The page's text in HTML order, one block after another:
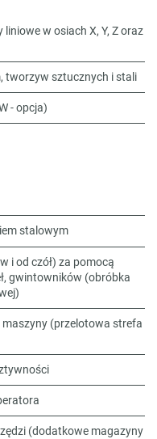
w osiach X, Y, Z oraz
tworzyw sztucznych i stali
- opcja)
stalowym
i od czół) za pomocą
gwintowników (obróbka
maszyny (przelotowa strefa
(dodatkowe magazyny